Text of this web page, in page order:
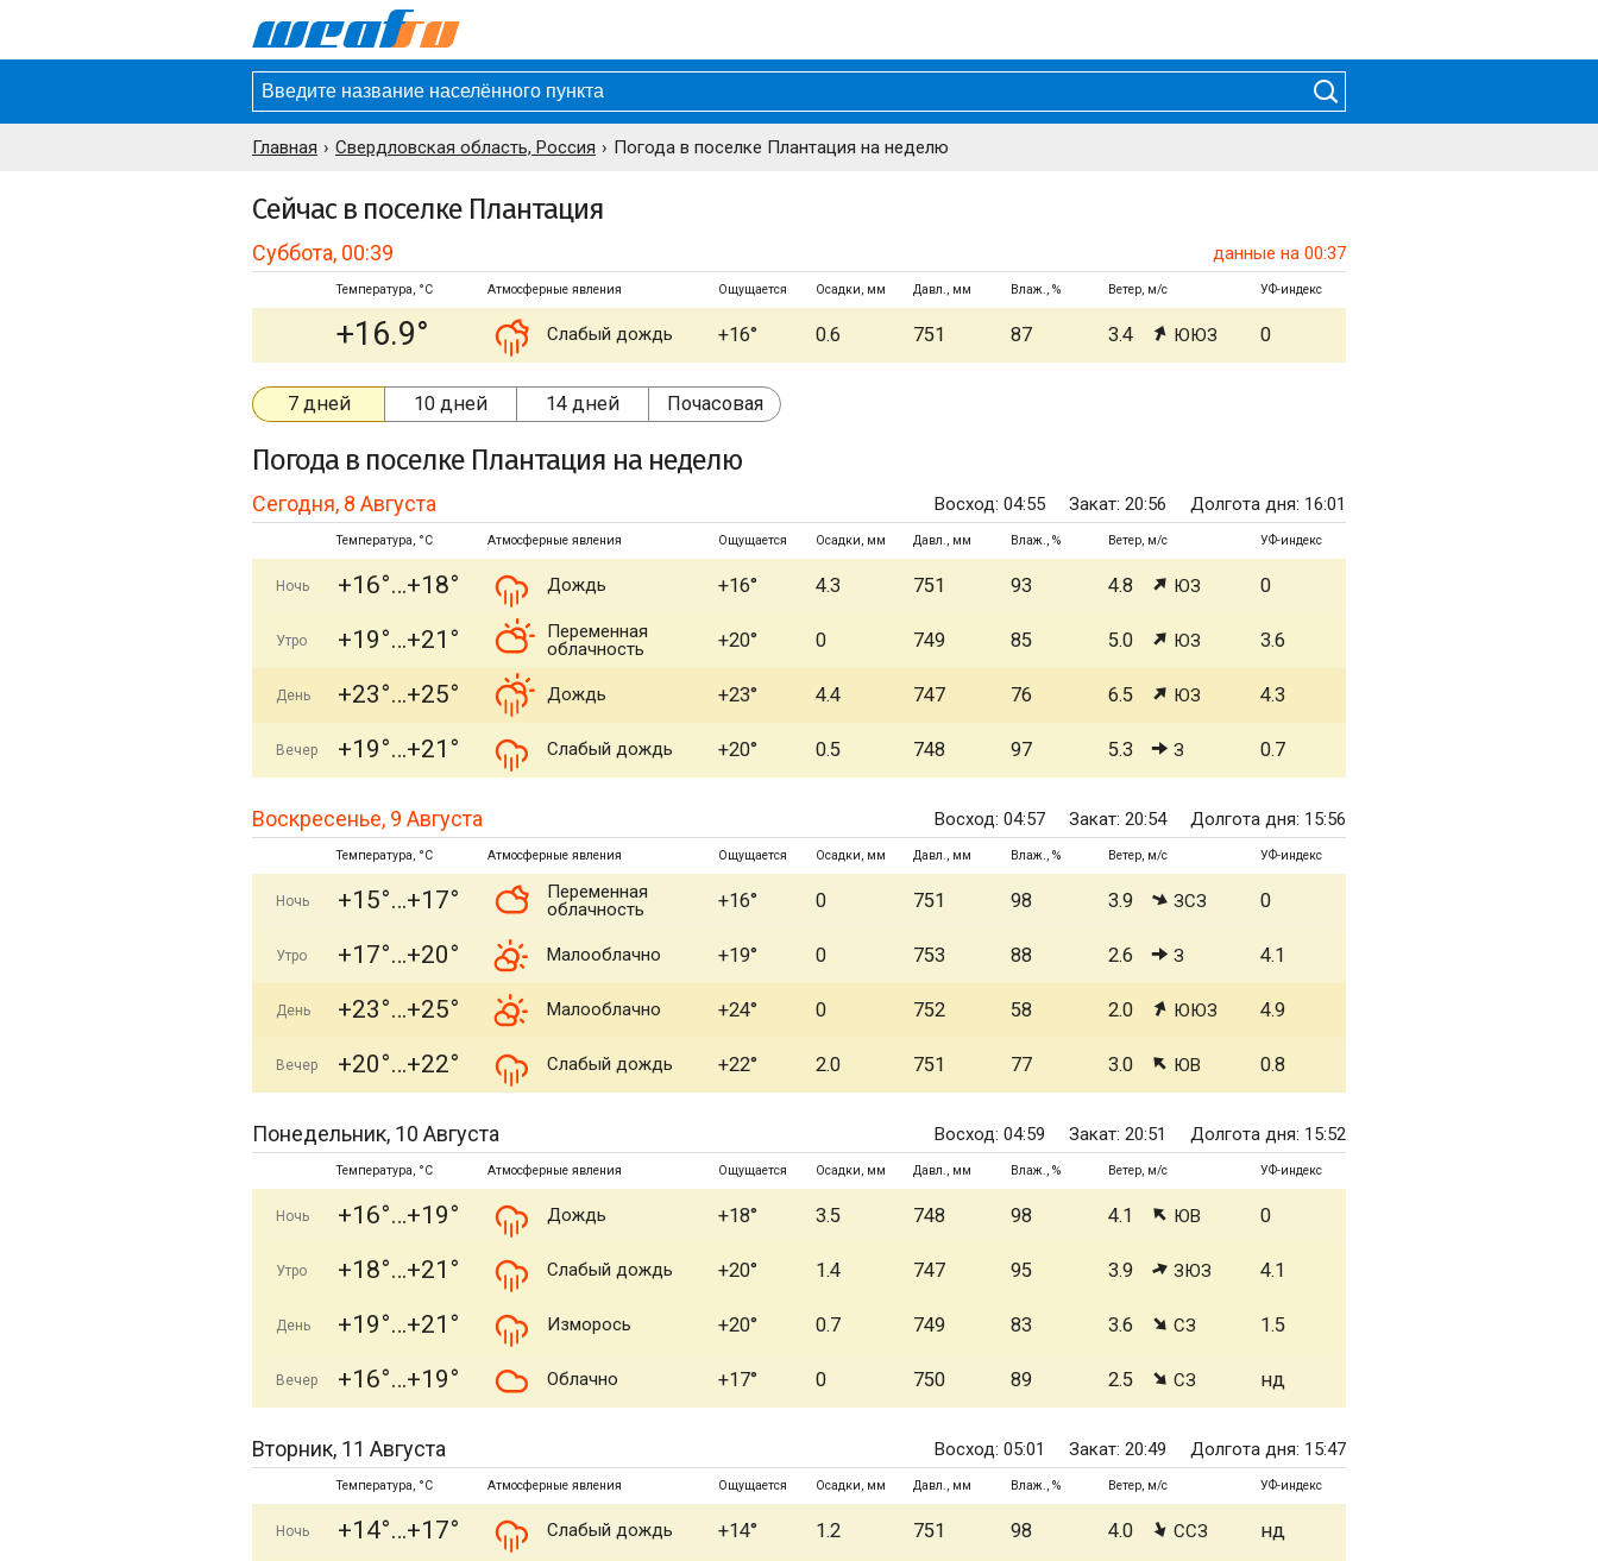
Главная Свердловская область, Россия Погода в поселке Плантация на неделю
Сейчас в поселке Плантация
Суббота, 00:39 данные на 00:37
Температура, °C Атмосферные явления Ощущается Осадки, мм Давл., мм Влаж., % Ветер, м/с УФ-индекс
+16.9° Слабый дождь +16° 0.6 751 87 3.4 ЮЮЗ 0
7 дней 10 дней 14 дней Почасовая
Погода в поселке Плантация на неделю
Сегодня, 8 Августа Восход: 04:55 Закат: 20:56 Долгота дня: 16:01
Температура, °C Атмосферные явления Ощущается Осадки, мм Давл., мм Влаж., % Ветер, м/с УФ-индекс
Ночь +16° +18° Дождь +16° 4.3 751 93 4.8 ЮЗ 0
Утро +19° +21°
Переменная
облачность
+20° 0 749 85 5.0 ЮЗ 3.6
День +23° +25° Дождь +23° 4.4 747 76 6.5 ЮЗ 4.3
Вечер +19° +21° Слабый дождь +20° 0.5 748 97 5.3 З 0.7
Воскресенье, 9 Августа Восход: 04:57 Закат: 20:54 Долгота дня: 15:56
Температура, °C Атмосферные явления Ощущается Осадки, мм Давл., мм Влаж., % Ветер, м/с УФ-индекс
Ночь +15° +17°
Переменная
облачность
+16° 0 751 98 3.9 ЗСЗ 0
Утро +17° +20° Малооблачно +19° 0 753 88 2.6 З 4.1
День +23° +25° Малооблачно +24° 0 752 58 2.0 ЮЮЗ 4.9
Вечер +20° +22° Слабый дождь +22° 2.0 751 77 3.0 ЮВ 0.8
Понедельник, 10 Августа Восход: 04:59 Закат: 20:51 Долгота дня: 15:52
Температура, °C Атмосферные явления Ощущается Осадки, мм Давл., мм Влаж., % Ветер, м/с УФ-индекс
Ночь +16° +19° Дождь +18° 3.5 748 98 4.1 ЮВ 0
Утро +18° +21° Слабый дождь +20° 1.4 747 95 3.9 ЗЮЗ 4.1
День +19° +21° Изморось +20° 0.7 749 83 3.6 СЗ 1.5
Вечер +16° +19° Облачно +17° 0 750 89 2.5 СЗ нд
Вторник, 11 Августа Восход: 05:01 Закат: 20:49 Долгота дня: 15:47
Температура, °C Атмосферные явления Ощущается Осадки, мм Давл., мм Влаж., % Ветер, м/с УФ-индекс
Ночь +14° +17° Слабый дождь +14° 1.2 751 98 4.0 ССЗ нд